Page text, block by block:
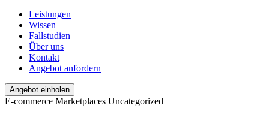
Leistungen
Wissen
Fallstudien
Über uns
Kontakt
Angebot anfordern
Angebot einholen
E-commerce Marketplaces Uncategorized